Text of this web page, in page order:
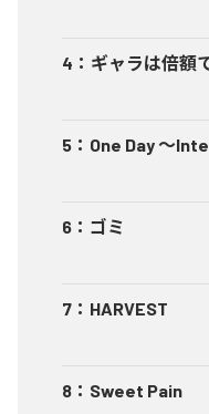
4 ： ギャラは倍額
5 ： One Day ～
6 ： ゴミ
7 ： HARVEST
8 ： Sweet Pain